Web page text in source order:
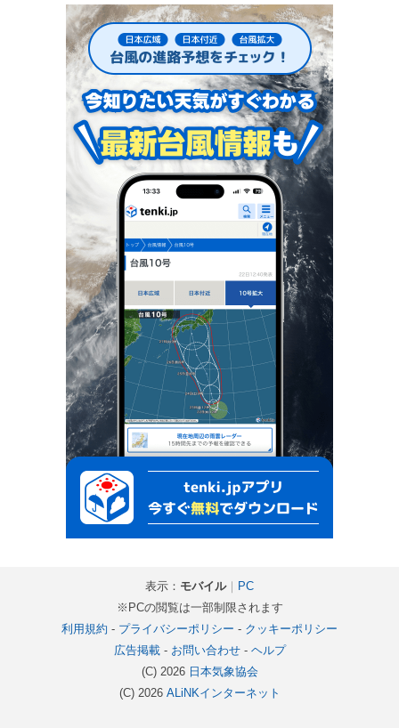
表示： モバイル｜ PC
※PCの閲覧は一部制限されます
利用規約 - プライバシーポリシー - クッキーポリシー
広告掲載- お問い合わせ- ヘルプ
(C) 2026 日本気象協会
(C) 2026 ALiNKインターネット